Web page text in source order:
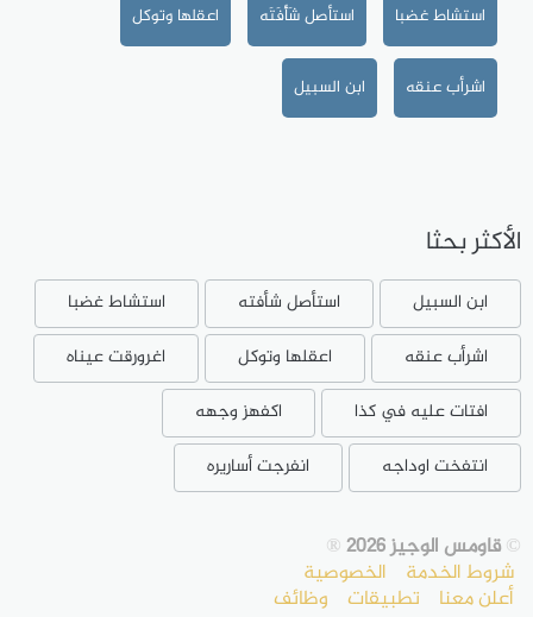
استشاط غضبا استأصل شَأْفَتَه اعقلها وتوكل
اشرأب عنقه ابن السبيل
الأكثر بحثا
ابن السبيل استأصل شأفته
استشاط غضبا
اشرأب عنقه
اعقلها وتوكل
اغرورقت عيناه
افتات عليه في كذا
اكفهز وجهه
انتفخت اوداجه
انفرجت أساريره
©قاومس الوجيز 2026 ®
شروط الخدمة الخصوصية
أعلن معنا تطبيقات وظائف